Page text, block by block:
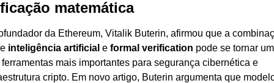
matemática
da Ethereum, Vitalik Buterin, afirmou que a
inteligência artificial e formal verification pode se tornar
mais importantes para segurança cibernética e
cripto. Em novo artigo, Buterin argumenta que